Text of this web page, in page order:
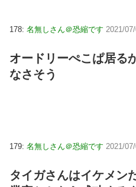
178: 名無しさん＠恐縮です 2021/
オードリーぺこぱ居る
なさそう
179: 名無しさん＠恐縮です 2021/
タイガさんはイケメン